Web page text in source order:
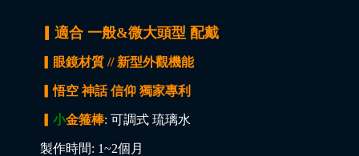
▎適合 一般&微大頭型 配戴
▎眼鏡材質 // 新型外觀機能
▎悟空 神話 信仰 獨家專利
小金箍棒: 可調式 琉璃水
製作時間: 1~2個月